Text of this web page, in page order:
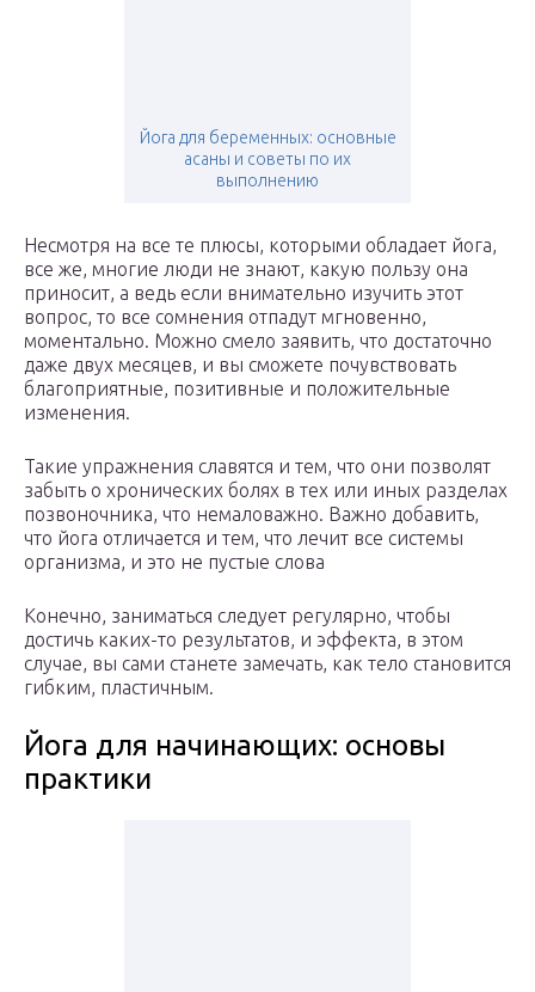
Йога для беременных: основные
асаны и советы по их
выполнению
Несмотря на все те плюсы, которыми обладает йога,
все же, многие люди не знают, какую пользу она
приносит, а ведь если внимательно изучить этот
вопрос, то все сомнения отпадут мгновенно,
моментально. Можно смело заявить, что достаточно
даже двух месяцев, и вы сможете почувствовать
благоприятные, позитивные и положительные
изменения.
Такие упражнения славятся и тем, что они позволят
забыть о хронических болях в тех или иных разделах
позвоночника, что немаловажно. Важно добавить,
что йога отличается и тем, что лечит все системы
организма, и это не пустые слова
Конечно, заниматься следует регулярно, чтобы
достичь каких-то результатов, и эффекта, в этом
случае, вы сами станете замечать, как тело становится
гибким, пластичным.
Йога для начинающих: основы
практики